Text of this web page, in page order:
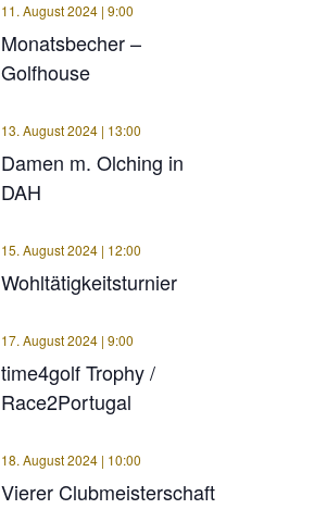
Monatsbecher –
Golfhouse
11. August 2024 | 9:00
Damen m. Olching in
DAH
13. August 2024 | 13:00
Wohltätigkeitsturnier
15. August 2024 | 12:00
time4golf Trophy /
Race2Portugal
17. August 2024 | 9:00
Vierer Clubmeisterschaft
18. August 2024 | 10:00